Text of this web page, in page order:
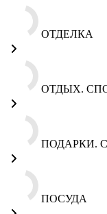
ОТДЕЛКА
ОТДЫХ.
ПОДАРКИ.
ПОСУДА